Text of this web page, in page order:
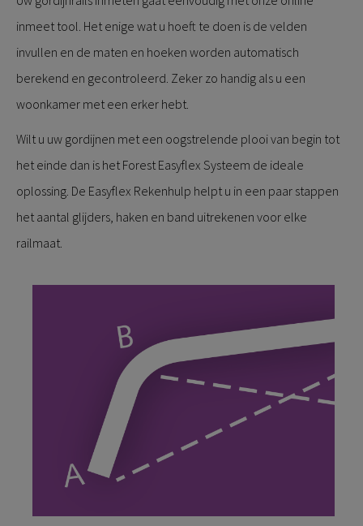
inmeet tool. Het enige wat u hoeft te doen is de velden
invullen en de maten en hoeken worden automatisch
berekend en gecontroleerd. Zeker zo handig als u een
woonkamer met een erker hebt.
Wilt u uw gordijnen met een oogstrelende plooi van begin tot
het einde dan is het Forest Easyflex Systeem de ideale
oplossing. De Easyflex Rekenhulp helpt u in een paar stappen
het aantal glijders, haken en band uitrekenen voor elke
railmaat.